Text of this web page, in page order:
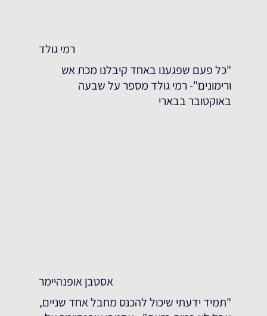
רמי גולד
"כל פעם שפגענו באחד קיבלנו מכת אש
ורימונים"- רמי גולד מספר על שבעה
באוקטובר בבארי
אסטבן אופנהיימר
"תמיד ידעתי שיכול להכנס מחבל אחד שניים,